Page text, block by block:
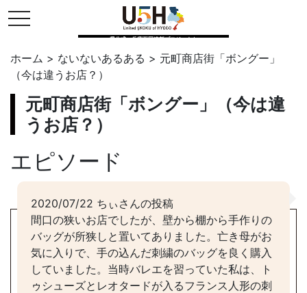
toggle navigation
県公式・兵庫五国連邦プロジェクト
ホーム > ないないあるある > 元町商店街「ボングー」
（今は違うお店？）
元町商店街「ボングー」（今は違
うお店？）
エピソード
2020/07/22 ちぃさんの投稿
間口の狭いお店でしたが、壁から棚から手作りの
バッグが所狭しと置いてありました。亡き母がお
気に入りで、手の込んだ刺繍のバッグを良く購入
していました。当時バレエを習っていた私は、ト
ゥシューズとレオタードが入るフランス人形の刺